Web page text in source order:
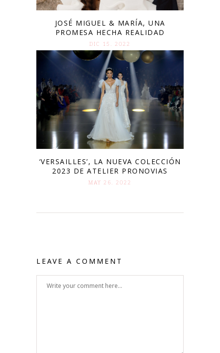
JOSÉ MIGUEL & MARÍA, UNA
PROMESA HECHA REALIDAD
DIC 15. 2022
‘VERSAILLES’, LA NUEVA COLECCIÓN
2023 DE ATELIER PRONOVIAS
MAY 26. 2022
LEAVE A COMMENT